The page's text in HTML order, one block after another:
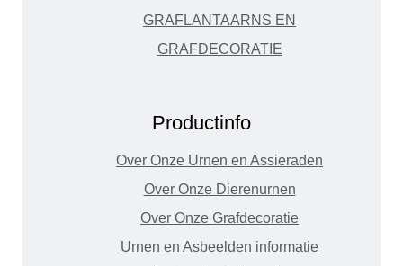
GRAFLANTAARNS EN
GRAFDECORATIE
Productinfo
Over Onze Urnen en Assieraden
Over Onze Dierenurnen
Over Onze Grafdecoratie
Urnen en Asbeelden informatie